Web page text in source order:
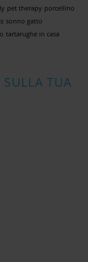
pet therapy porcellino
sonno gatto
tartarughe in casa
TUA